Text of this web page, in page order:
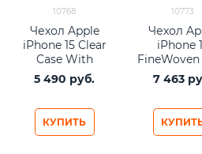
10768
Чехол Apple
iPhone 15 Clear
Case With
MagSafe
прозрачный
5 490 руб.
КУПИТЬ
10773
Чехол
iPhone
FineWoven
with
Taupe
7 463